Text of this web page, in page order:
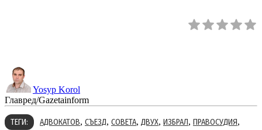
Yosyp Korol
Главред/Gazetainform
ТЕГИ: АДВОКАТОВ, СЪЕЗД, СОВЕТА, ДВУХ, ИЗБРАЛ, ПРАВОСУДИЯ,